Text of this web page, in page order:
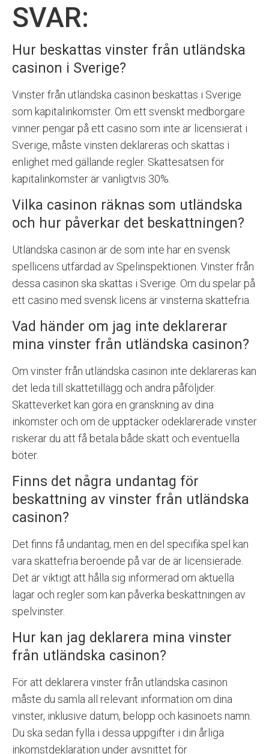
SVAR:
Hur beskattas vinster från utländska
casinon i Sverige?
Vinster från utländska casinon beskattas i Sverige
som kapitalinkomster. Om ett svenskt medborgare
vinner pengar på ett casino som inte är licensierat i
Sverige, måste vinsten deklareras och skattas i
enlighet med gällande regler. Skattesatsen för
kapitalinkomster är vanligtvis 30%.
Vilka casinon räknas som utländska
och hur påverkar det beskattningen?
Utländska casinon är de som inte har en svensk
spellicens utfärdad av Spelinspektionen. Vinster från
dessa casinon ska skattas i Sverige. Om du spelar på
ett casino med svensk licens är vinsterna skattefria.
Vad händer om jag inte deklarerar
mina vinster från utländska casinon?
Om vinster från utländska casinon inte deklareras kan
det leda till skattetillägg och andra påföljder.
Skatteverket kan göra en granskning av dina
inkomster och om de upptäcker odeklarerade vinster
riskerar du att få betala både skatt och eventuella
böter.
Finns det några undantag för
beskattning av vinster från utländska
casinon?
Det finns få undantag, men en del specifika spel kan
vara skattefria beroende på var de är licensierade.
Det är viktigt att hålla sig informerad om aktuella
lagar och regler som kan påverka beskattningen av
spelvinster.
Hur kan jag deklarera mina vinster
från utländska casinon?
För att deklarera vinster från utländska casinon
måste du samla all relevant information om dina
vinster, inklusive datum, belopp och kasinoets namn.
Du ska sedan fylla i dessa uppgifter i din årliga
inkomstdeklaration under avsnittet för